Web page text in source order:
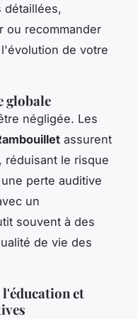
détaillées,
ou recommander
de votre
globale
négligée. Les
assurent
réduisant le risque
perte auditive
un
souvent à des
de vie des
et